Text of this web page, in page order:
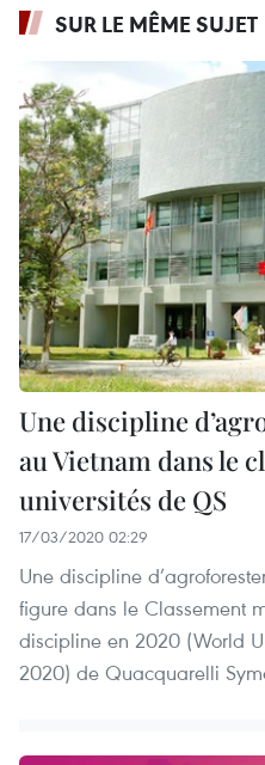
SUR LE MÊME SUJET
Une discipline
au Vietnam dans le
universités de QS
17/03/2020 02:29
Une discipline
figure dans le Classement
discipline en 2020 (World
2020) de Quacquarelli